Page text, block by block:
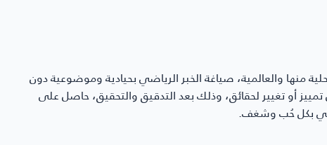
منها والعالمية، صياغة الخبر الرياضي بحيادية وموضوعية دون
تمييز أو تغيير لحقائق، وذلك بعد التدقيق والتحقيق، حاصل على